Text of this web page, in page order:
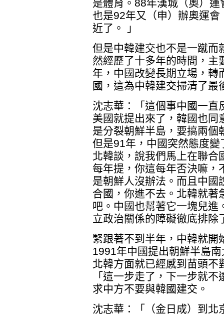
是體育。88年漢城（奧）
也是92年又（申）辦奧運
近了。 」
但是中韓建交也不是一蹴而
然經歷了十多年的時間，
年，中國改變長期立場，轉
國，這為中韓建交掃清了最
沈志華：「這個事中國一直
美國就提出來了，韓國也同
是分裂朝鮮半島，要搞兩個
但是91年，中國突然態度
北韓談，說我們馬上在聯合
每年提，你這每年否決嘛，
是朝鮮人沒辦法。而且中國
合國，你進不去。北韓就著
吧。中國也幫著它一塊兒進
立政治關係的障礙徹底排除
緊跟著不到半年，中韓就開
1991年中國提出朝鮮半島
北韓方面就已經感到苗頭不
「這一步走了，下一步就
求中方不要與韓國建交。
沈志華：「（金日成）到北